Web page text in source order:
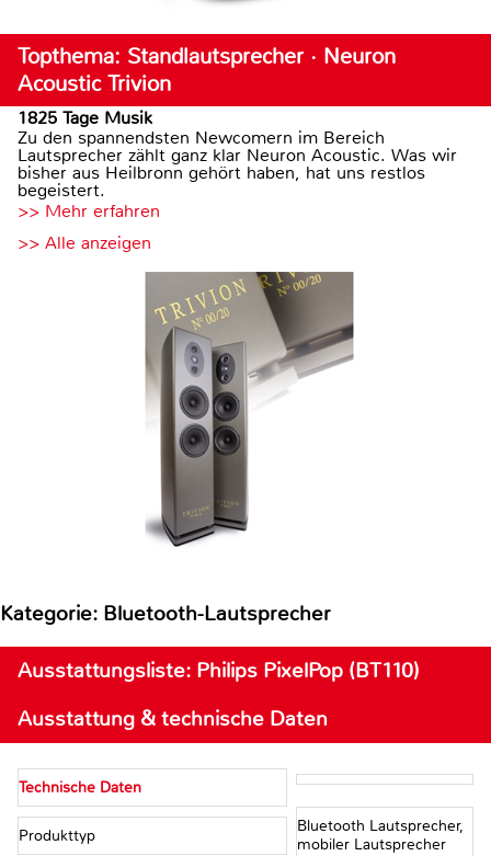
Topthema: Standlautsprecher · Neuron
Acoustic Trivion
1825 Tage Musik
Zu den spannendsten Newcomern im Bereich
Lautsprecher zählt ganz klar Neuron Acoustic. Was wir
bisher aus Heilbronn gehört haben, hat uns restlos
begeistert.
>> Mehr erfahren
>> Alle anzeigen
Kategorie: Bluetooth-Lautsprecher
Ausstattungsliste: Philips PixelPop (BT110)
Ausstattung & technische Daten
Technische Daten
Produkttyp
Bluetooth Lautsprecher,
mobiler Lautsprecher